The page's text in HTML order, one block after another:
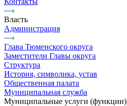
Власть
Администрация
Глава Тюменского округа
Заместители Главы округа
Структура
История, символика, устав
Общественная палата
Муниципальная служба
Муниципальные услуги (функции)